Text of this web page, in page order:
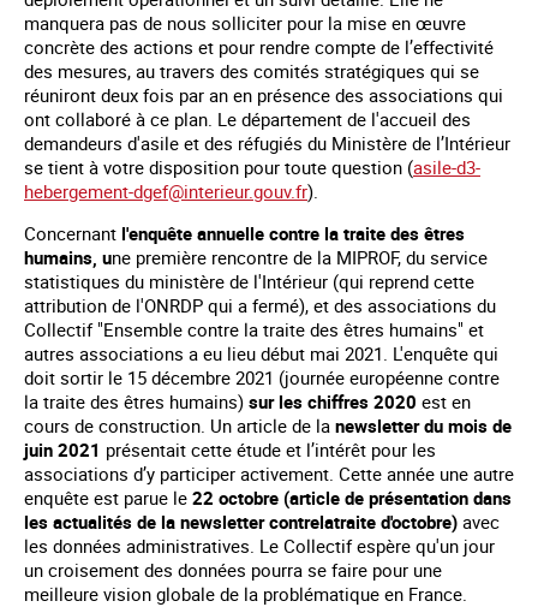
manquera pas de nous solliciter pour la mise en œuvre
concrète des actions et pour rendre compte de l’effectivité
des mesures, au travers des comités stratégiques qui se
réuniront deux fois par an en présence des associations qui
ont collaboré à ce plan. Le département de l'accueil des
demandeurs d'asile et des réfugiés du Ministère de l’Intérieur
se tient à votre disposition pour toute question (asile-d3-
hebergement-dgef@interieur.gouv.fr).
Concernant l'enquête annuelle contre la traite des êtres
humains, une première rencontre de la MIPROF, du service
statistiques du ministère de l'Intérieur (qui reprend cette
attribution de l'ONRDP qui a fermé), et des associations du
Collectif "Ensemble contre la traite des êtres humains" et
autres associations a eu lieu début mai 2021. L'enquête qui
doit sortir le 15 décembre 2021 (journée européenne contre
la traite des êtres humains) sur les chiffres 2020 est en
cours de construction. Un article de la newsletter du mois de
juin 2021 présentait cette étude et l’intérêt pour les
associations d’y participer activement. Cette année une autre
enquête est parue le 22 octobre (article de présentation dans
les actualités de la newsletter contrelatraite d'octobre) avec
les données administratives. Le Collectif espère qu'un jour
un croisement des données pourra se faire pour une
meilleure vision globale de la problématique en France.